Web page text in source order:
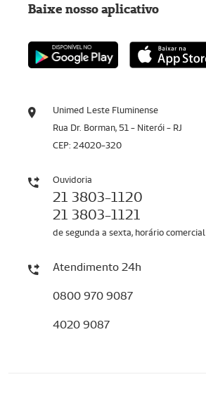
Unimed Leste Fluminense
Rua Dr. Borman, 51 - Niterói - RJ
CEP: 24020-320
Ouvidoria
21 3803-1120
21 3803-1121
de segunda a sexta, horário comercial
Atendimento 24h
0800 970 9087
4020 9087
Baixe nosso aplicativo